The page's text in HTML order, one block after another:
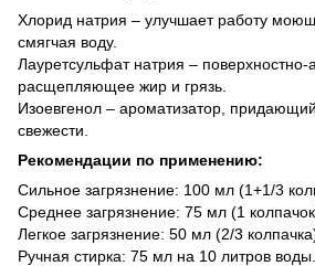
Хлорид натрия – улучшает работу
смягчая воду.
Лауретсульфат натрия – поверхностно-
расщепляющее жир и грязь.
Изоевгенол – ароматизатор,
свежести.
Рекомендации по применению:
Сильное загрязнение: 100 мл (1+1/3
Среднее загрязнение: 75 мл (1
Легкое загрязнение: 50 мл (2/3
Ручная стирка: 75 мл на 10 литров воды.